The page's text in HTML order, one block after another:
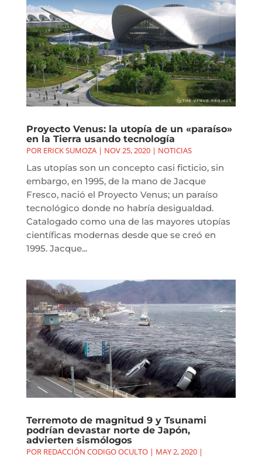
Proyecto Venus: la utopía de un «paraíso»
en la Tierra usando tecnología
POR ERICK SUMOZA| NOV 25, 2020| NOTICIAS
Las utopías son un concepto casi ficticio, sin
embargo, en 1995, de la mano de Jacque
Fresco, nació el Proyecto Venus; un paraíso
tecnológico donde no habría desigualdad.
Catalogado como una de las mayores utopías
científicas modernas desde que se creó en
1995. Jacque...
Terremoto de magnitud 9 y Tsunami
podrían devastar norte de Japón,
advierten sismólogos
POR REDACCIÓN CODIGO OCULTO| MAY 2, 2020|